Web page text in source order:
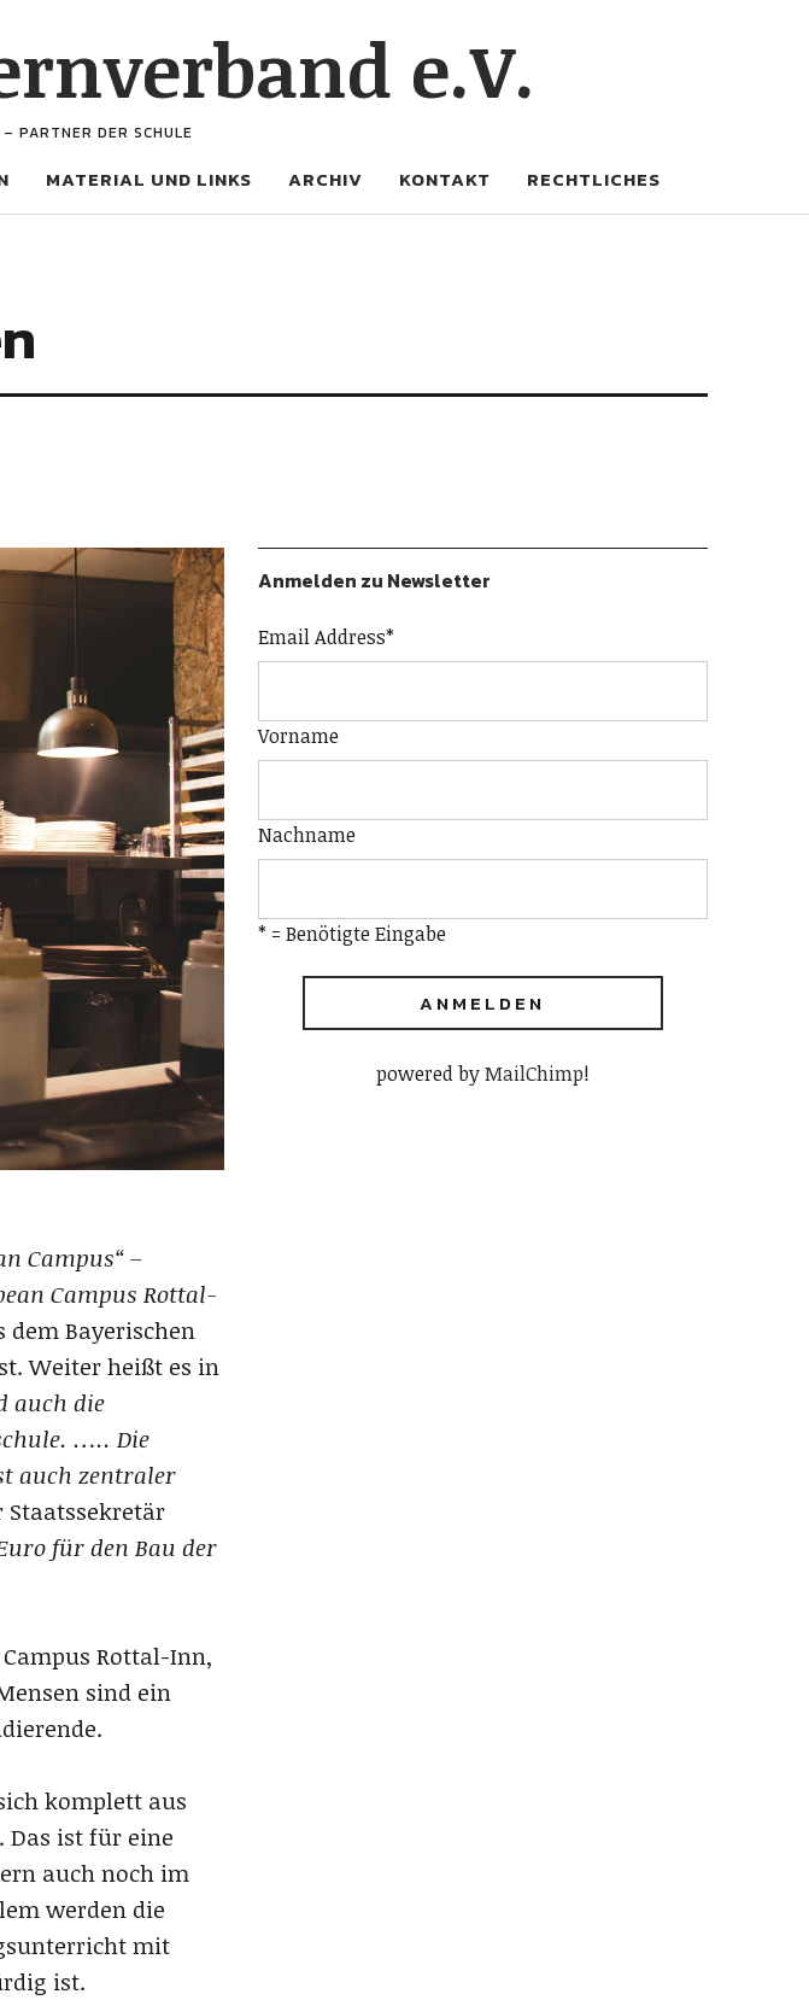
e.V.
PARTNER DER SCHULE
MATERIAL UND LINKS ARCHIV KONTAKT RECHTLICHES
Campus“ –
Campus Rottal-
dem Bayerischen
Weiter heißt es in
auch die
….. Die
auch zentraler
Staatssekretär
für den Bau der
Rottal-Inn,
sind ein
komplett aus
Das ist für eine
auch noch im
werden die
mit
ist.
Anmelden zu Newsletter
Email Address*
Vorname
Nachname
* = Benötigte Eingabe
powered byMailChimp!